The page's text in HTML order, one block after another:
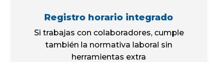
Registro horario integrado
Si trabajas con colaboradores, cumple
también la normativa laboral sin
herramientas extra